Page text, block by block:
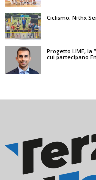
Ciclismo, Nrthx
Progetto LIME, la
cui partecipano